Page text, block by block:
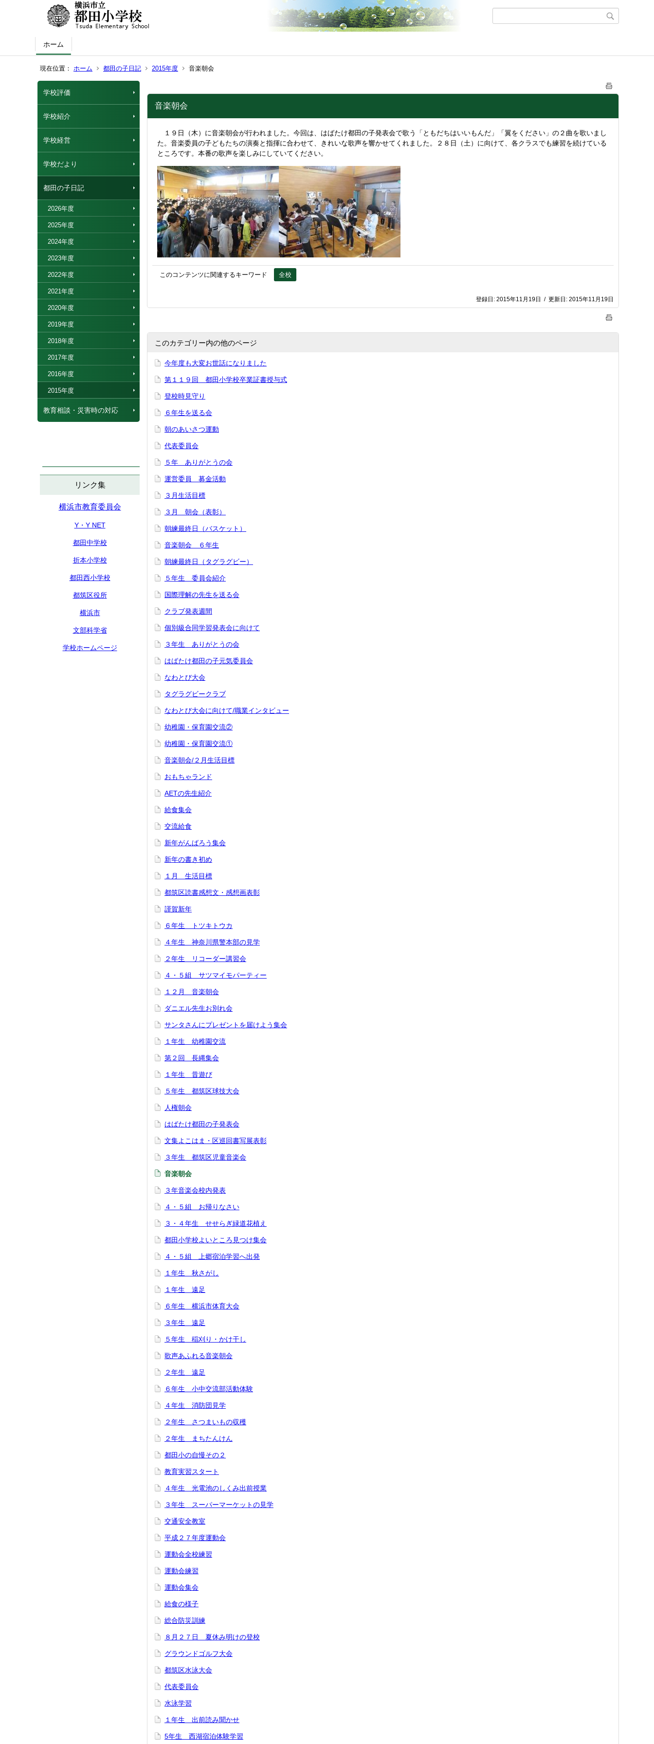
ホーム
現在位置： ホーム 都田の子日記 2015年度 音楽朝会
学校評価
学校紹介
学校経営
学校だより
都田の子日記
2026年度
2025年度
2024年度
2023年度
2022年度
2021年度
2020年度
2019年度
2018年度
2017年度
2016年度
2015年度
教育相談・災害時の対応
リンク集
横浜市教育委員会
Y・Y NET
都田中学校
折本小学校
都田西小学校
都筑区役所
横浜市
文部科学省
学校ホームページ
音楽朝会
１９日（木）に音楽朝会が行われました。今回は、はばたけ都田の子発表会で歌う「ともだちはいいもんだ」「翼をください」の２曲を歌いまし
た。音楽委員の子どもたちの演奏と指揮に合わせて、きれいな歌声を響かせてくれました。２８日（土）に向けて、各クラスでも練習を続けている
ところです。本番の歌声を楽しみにしていてください。
このコンテンツに関連するキーワード 全校
登録日: 2015年11月19日 / 更新日: 2015年11月19日
このカテゴリー内の他のページ
今年度も大変お世話になりました
第１１９回 都田小学校卒業証書授与式
登校時見守り
６年生を送る会
朝のあいさつ運動
代表委員会
５年 ありがとうの会
運営委員 募金活動
３月生活目標
３月 朝会（表彰）
朝練最終日（バスケット）
音楽朝会 ６年生
朝練最終日（タグラグビー）
５年生 委員会紹介
国際理解の先生を送る会
クラブ発表週間
個別級合同学習発表会に向けて
３年生 ありがとうの会
はばたけ都田の子元気委員会
なわとび大会
タグラグビークラブ
なわとび大会に向けて/職業インタビュー
幼稚園・保育園交流②
幼稚園・保育園交流①
音楽朝会/２月生活目標
おもちゃランド
AETの先生紹介
給食集会
交流給食
新年がんばろう集会
新年の書き初め
１月 生活目標
都筑区読書感想文・感想画表彰
謹賀新年
６年生 トツキトウカ
４年生 神奈川県警本部の見学
２年生 リコーダー講習会
４・５組 サツマイモパーティー
１２月 音楽朝会
ダニエル先生お別れ会
サンタさんにプレゼントを届けよう集会
１年生 幼稚園交流
第２回 長縄集会
１年生 昔遊び
５年生 都筑区球技大会
人権朝会
はばたけ都田の子発表会
文集よこはま・区巡回書写展表彰
３年生 都筑区児童音楽会
音楽朝会
３年音楽会校内発表
４・５組 お帰りなさい
３・４年生 せせらぎ緑道花植え
都田小学校よいところ見つけ集会
４・５組 上郷宿泊学習へ出発
１年生 秋さがし
１年生 遠足
６年生 横浜市体育大会
３年生 遠足
５年生 稲刈り・かけ干し
歌声あふれる音楽朝会
２年生 遠足
６年生 小中交流部活動体験
４年生 消防団見学
２年生 さつまいもの収穫
２年生 まちたんけん
都田小の自慢その２
教育実習スタート
４年生 光電池のしくみ出前授業
３年生 スーパーマーケットの見学
交通安全教室
平成２７年度運動会
運動会全校練習
運動会練習
運動会集会
給食の様子
総合防災訓練
８月２７日 夏休み明けの登校
グラウンドゴルフ大会
都筑区水泳大会
代表委員会
水泳学習
１年生 出前読み聞かせ
5年生 西湖宿泊体験学習